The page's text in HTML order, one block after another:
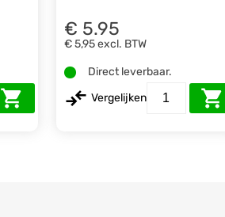
€ 5.95
€ 5,95excl. BTW
Direct leverbaar.
Vergelijken